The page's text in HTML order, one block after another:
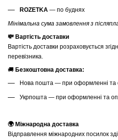
ROZETKA — по буднях
Мінімальна сума замовлення з
💸 Вартість доставки
Вартість доставки розраховується
перевізника.
🚚 Безкоштовна доставка:
Нова пошта — при оформленні та
Укрпошта — при оформленні та
🌍 Міжнародна доставка
Відправлення міжнародних посилок